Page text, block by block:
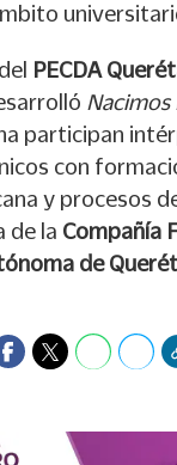
PECDA
participan
con
y procesos
de la Compañía
de